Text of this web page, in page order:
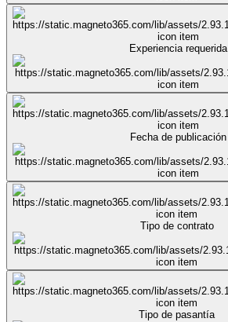
Experiencia requerida
Fecha de publicación
Tipo de contrato
Tipo de pasantía